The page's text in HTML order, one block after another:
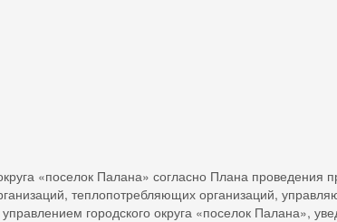
Палана» согласно Плана проведения
теплопотребляющих организаций,
городского округа «поселок Палана»,